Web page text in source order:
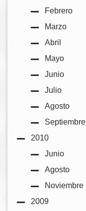
Febrero
Marzo
Abril
Mayo
Junio
Julio
Agosto
Septiembre
2010
Junio
Agosto
Noviembre
2009